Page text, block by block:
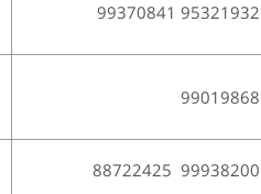
99370841 95321932
99019868
88722425 99938200